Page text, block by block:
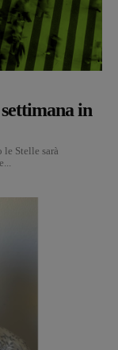
in
Stelle sarà